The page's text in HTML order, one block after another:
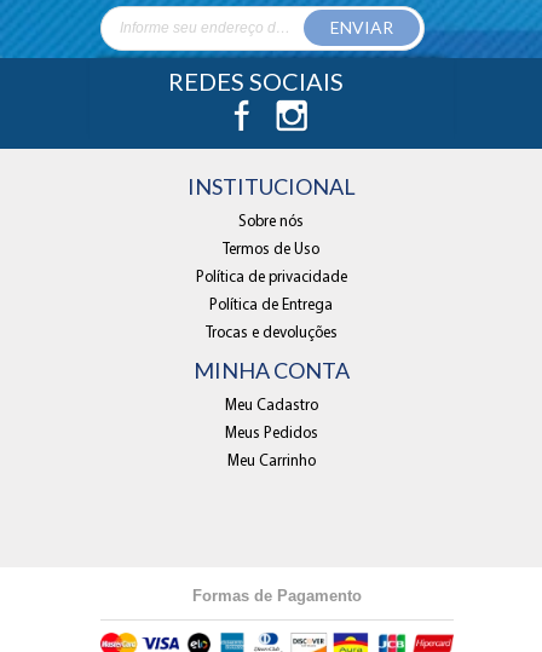
ENVIAR
REDES SOCIAIS
INSTITUCIONAL
Sobre nós
Termos de Uso
Política de privacidade
Política de Entrega
Trocas e devoluções
MINHA CONTA
Meu Cadastro
Meus Pedidos
Meu Carrinho
Formas de Pagamento